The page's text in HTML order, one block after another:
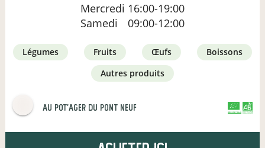
Mercredi 16:00-19:00
Samedi
09:00-12:00
légumes fruits œufs
boissons
autres produits
Au Pot'ager Du Pont Neuf CERTIFIÉ PAR FR-BIO-01
AGRICULTURE FRANCE